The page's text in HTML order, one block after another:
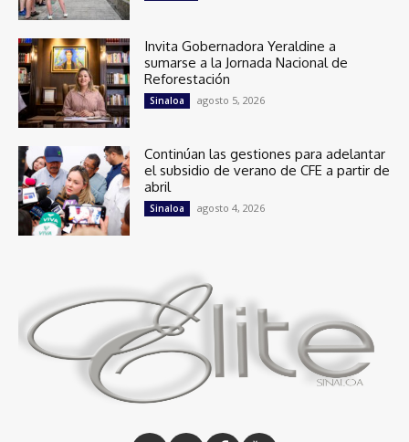
Invita Gobernadora Yeraldine a
sumarse a la Jornada Nacional de
Reforestación
Sinaloa agosto 5, 2026
Continúan las gestiones para adelantar
el subsidio de verano de CFE a partir de
abril
Sinaloa agosto 4, 2026